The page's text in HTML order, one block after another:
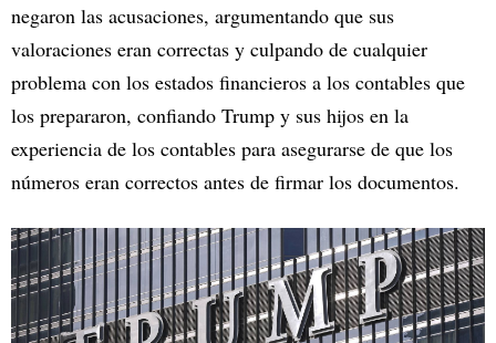
negaron las acusaciones, argumentando que sus
valoraciones eran correctas y culpando de cualquier
problema con los estados financieros a los contables que
los prepararon, confiando Trump y sus hijos en la
experiencia de los contables para asegurarse de que los
números eran correctos antes de firmar los documentos.